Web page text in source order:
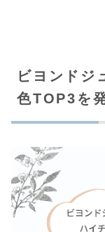
ビヨンドジ
色TOP3を